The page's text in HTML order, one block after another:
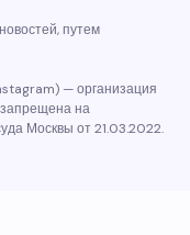
путем
— организация
запрещена на
Москвы от 21.03.2022.